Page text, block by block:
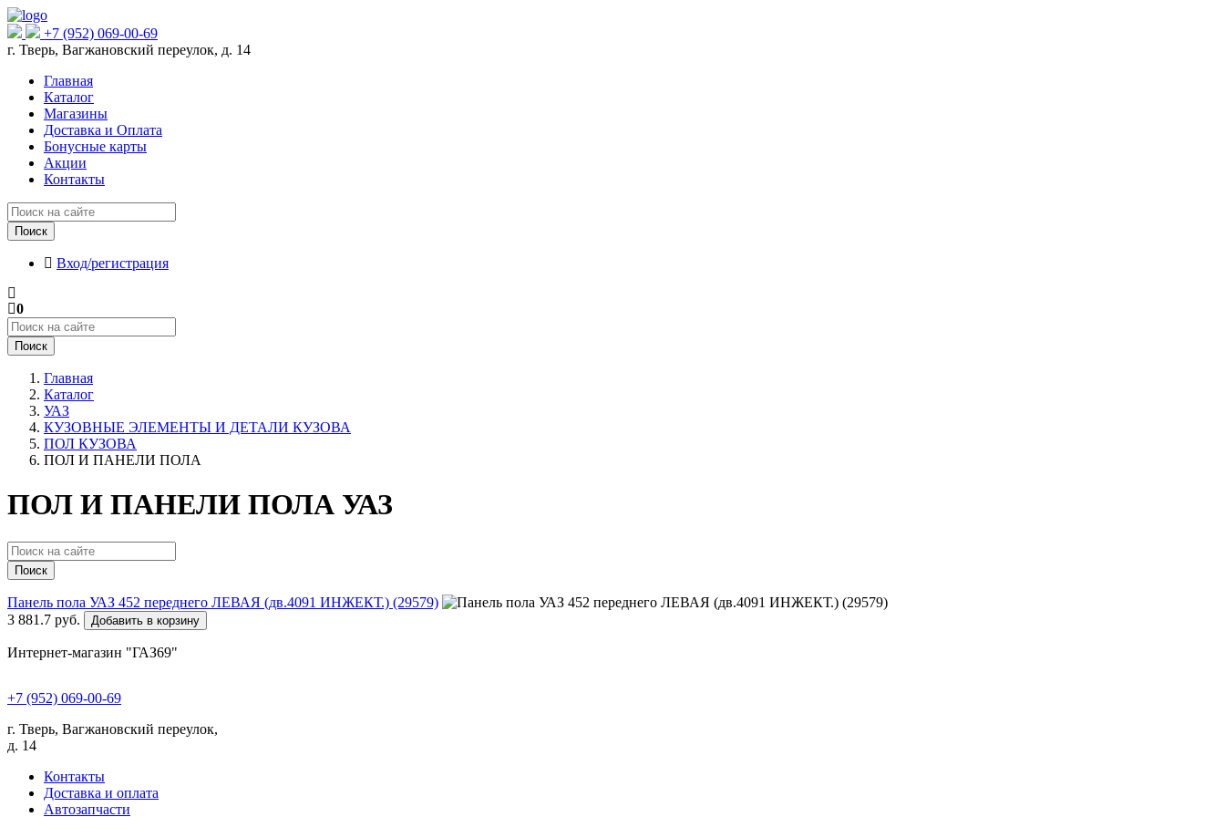
+7 (952) 069-00-69
г. Тверь, Вагжановский переулок, д. 14
Главная
Каталог
Магазины
Доставка и Оплата
Бонусные карты
Акции
Контакты
Поиск
Вход/регистрация
0
Поиск
Главная
Каталог
УАЗ
КУЗОВНЫЕ ЭЛЕМЕНТЫ И ДЕТАЛИ КУЗОВА
ПОЛ КУЗОВА
ПОЛ И ПАНЕЛИ ПОЛА
ПОЛ И ПАНЕЛИ ПОЛА УАЗ
Поиск
Панель пола УАЗ 452 переднего ЛЕВАЯ (дв.4091 ИНЖЕКТ.) (29579)
3 881.7 руб.
Добавить в корзину
Интернет-магазин "ГАЗ69"
+7 (952) 069-00-69
г. Тверь, Вагжановский переулок,
д. 14
Контакты
Доставка и оплата
Автозапчасти